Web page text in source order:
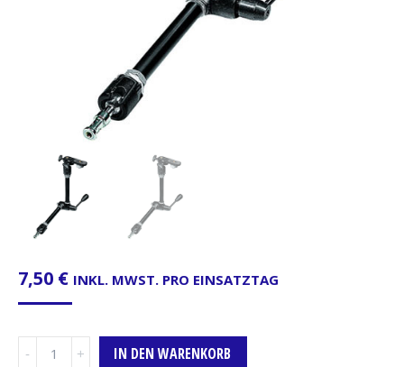
7,50 € INKL. MWST. PRO EINSATZTAG
IN DEN WARENKORB